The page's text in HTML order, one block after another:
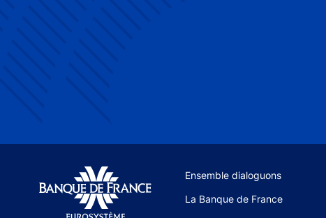
Site navigation
Ensemble dialoguons
La Banque de France